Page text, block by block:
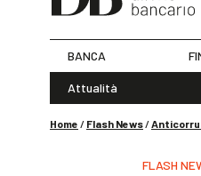
BANCA
Attualità
Home / Flash News/
FLASH